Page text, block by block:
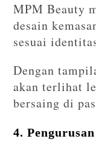
MPM Beauty
desain
sesuai
Dengan
akan terlihat
bersaing di
4.